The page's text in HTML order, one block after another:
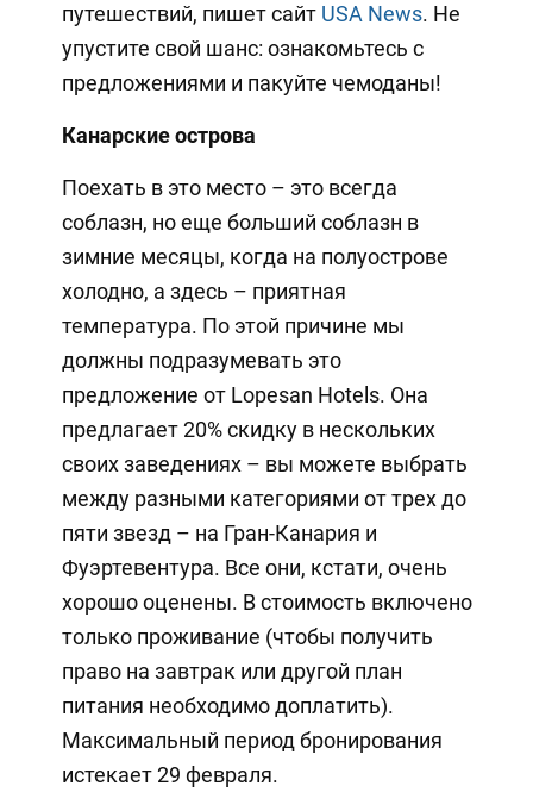
путешествий, пишет сайт USA News. Не
упустите свой шанс: ознакомьтесь с
предложениями и пакуйте чемоданы!
Канарские острова
Поехать в это место – это всегда
соблазн, но еще больший соблазн в
зимние месяцы, когда на полуострове
холодно, а здесь – приятная
температура. По этой причине мы
должны подразумевать это
предложение от Lopesan Hotels. Она
предлагает 20% скидку в нескольких
своих заведениях – вы можете выбрать
между разными категориями от трех до
пяти звезд – на Гран-Канария и
Фуэртевентура. Все они, кстати, очень
хорошо оценены. В стоимость включено
только проживание (чтобы получить
право на завтрак или другой план
питания необходимо доплатить).
Максимальный период бронирования
истекает 29 февраля.